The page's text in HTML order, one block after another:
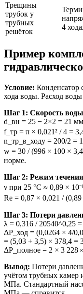
Трещины
трубок у
трубных
решёток
4
Пример
Условие: Конденсатор
хода воды. Расход
Шаг 1: Скорость воды
d_вн = 25 − 2×2 = 21
f_тр = π × 0,021² / 4 =
n_тр_в_ходу = 200/2 =
w = 30 / (996 × 100 ×
норме.
Шаг 2: Режим течения
ν при 25 °С ≈ 0,89 ×
Re = 0,87 × 0,021 /
Шаг 3: Потери
λ = 0,316 / 20540^0,25
ΔP_ход = (0,0264 × 4/
= (5,03 + 3,5) × 378,4 =
ΔP_полное = 2 × 3
Вывод: Потери
учётом трубных камер
МПа. Стандартный